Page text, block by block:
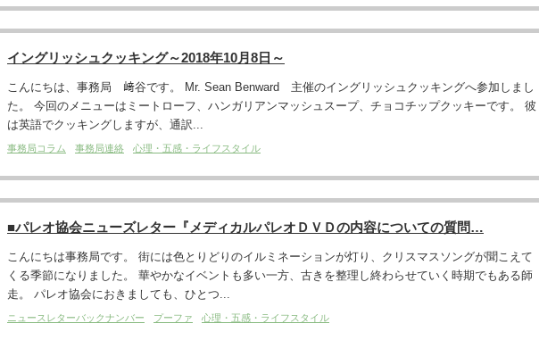
イングリッシュクッキング～2018年10月8日～
こんにちは、事務局 﨑谷です。 Mr. Sean Benward 主催のイングリッシュクッキングへ参加しまし
た。 今回のメニューはミートローフ、ハンガリアンマッシュスープ、チョコチップクッキーです。 彼
は英語でクッキングしますが、通訳...
事務局コラム 事務局連絡 心理・五感・ライフスタイル
■パレオ協会ニューズレター『メディカルパレオＤＶＤの内容についての質問…
こんにちは事務局です。 街には色とりどりのイルミネーションが灯り、クリスマスソングが聞こえて
くる季節になりました。 華やかなイベントも多い一方、古きを整理し終わらせていく時期でもある師
走。 パレオ協会におきましても、ひとつ...
ニュースレターバックナンバー プーファ 心理・五感・ライフスタイル